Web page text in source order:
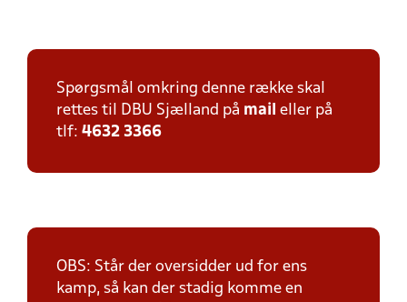
Spørgsmål omkring denne række skal
rettes til DBU Sjælland på mail eller på
tlf: 4632 3366
OBS: Står der oversidder ud for ens
kamp, så kan der stadig komme en